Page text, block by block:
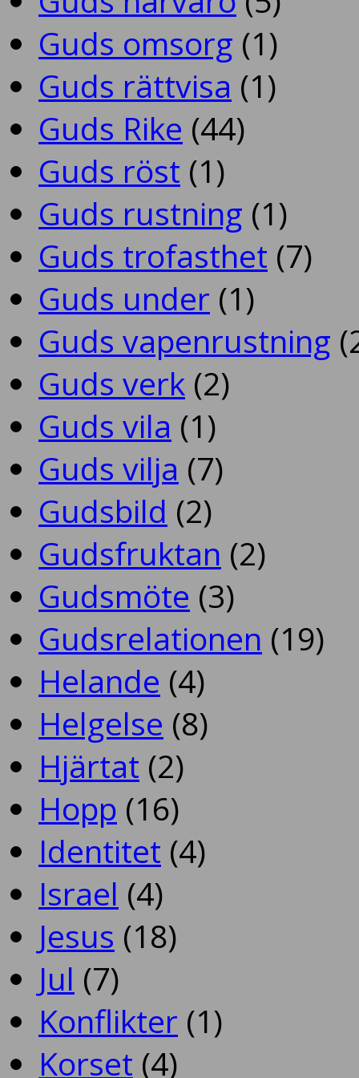
Guds omsorg (1)
Guds rättvisa (1)
Guds Rike (44)
Guds röst (1)
Guds rustning (1)
Guds trofasthet (7)
Guds under (1)
Guds vapenrustning
Guds verk (2)
Guds vila (1)
Guds vilja (7)
Gudsbild (2)
Gudsfruktan (2)
Gudsmöte (3)
Gudsrelationen (19)
Helande (4)
Helgelse (8)
Hjärtat (2)
Hopp (16)
Identitet (4)
Israel (4)
Jesus (18)
Jul (7)
Konflikter (1)
Korset (4)